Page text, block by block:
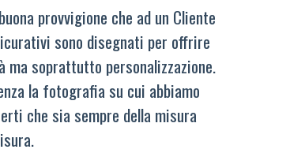
provvigione che ad un Cliente
sono disegnati per offrire
ma soprattutto personalizzazione.
la fotografia su cui abbiamo
che sia sempre della misura